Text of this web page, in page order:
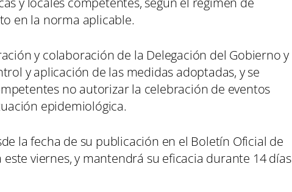
en la norma aplicable.
y colaboración de la Delegación del Gobierno y
y aplicación de las medidas adoptadas, y se
no autorizar la celebración de eventos
epidemiológica.
la fecha de su publicación en el Boletín Oficial de
este viernes, y mantendrá su eficacia durante 14 días